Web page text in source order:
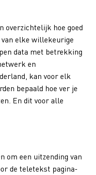
overzichtelijk hoe goed
elke willekeurige
data met betrekking
en
kan voor elk
bepaald hoe ver je
En dit voor alle
om een uitzending van
de teletekst pagina-